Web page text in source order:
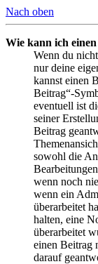
Nach oben
Wie kann ich
Wenn du
nur deine
kannst einen
Beitrag“-
eventuell ist
seiner
Beitrag
sowohl die
wenn noch
wenn ein
überarbeitet
halten, eine
überarbeitet
einen Beitrag
darauf